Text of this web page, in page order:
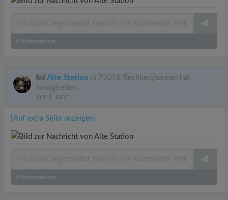
0 Kommentare
Alte Station in 73098 Rechberghausen hat
Neuigkeiten.
vor 1 Jahr
[Auf extra Seite anzeigen]
0 Kommentare